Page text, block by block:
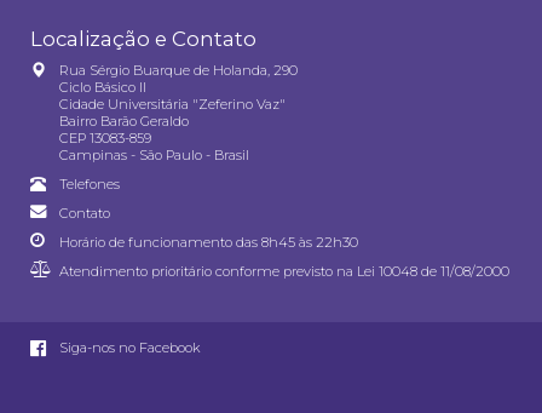
Localização e Contato
Rua Sérgio Buarque de Holanda, 290
Ciclo Básico II
Cidade Universitária "Zeferino Vaz"
Bairro Barão Geraldo
CEP 13083-859
Campinas - São Paulo - Brasil
Telefones
Contato
Horário de funcionamento das 8h45 às 22h30
Atendimento prioritário conforme previsto na Lei 10048 de 11/08/2000
Siga-nos no Facebook